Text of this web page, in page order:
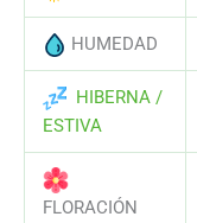
HUMEDAD
HIBERNA /
ESTIVA
FLORACIÓN